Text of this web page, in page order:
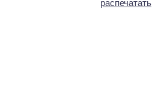
распечатать